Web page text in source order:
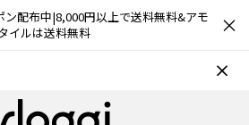
ン配布中|8,000円以上で送料無料&アモ
イルは送料無料
×